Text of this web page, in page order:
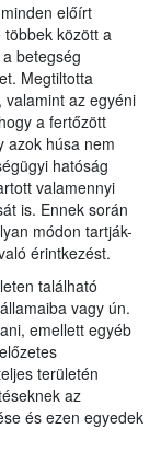
előírt
között a
betegség
Megtiltotta
az egyéni
a fertőzött
azok húsa nem
hatóság
valamennyi
is. Ennek során
módon tartják-
érintkezést.
található
vagy ún.
emellett egyéb
területén
az
és ezen egyedek